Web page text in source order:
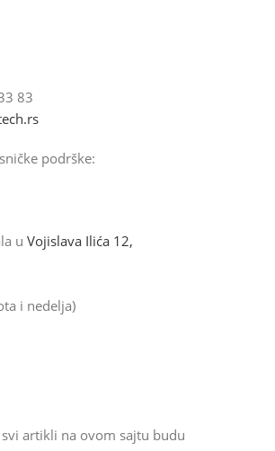
83
podrške:
u Vojislava Ilića 12,
i nedelja)
artikli na ovom sajtu budu